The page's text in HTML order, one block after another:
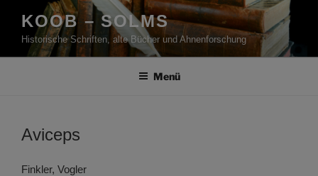
Inhalt
springen
KOOB – SOLMS
Historische Schriften, alte Bücher und Ahnenforschung
Menü
Aviceps
Finkler, Vogler